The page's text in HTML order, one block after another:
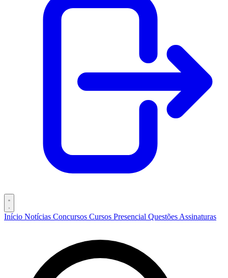
Início Notícias Concursos Cursos Presencial Questões Assinaturas